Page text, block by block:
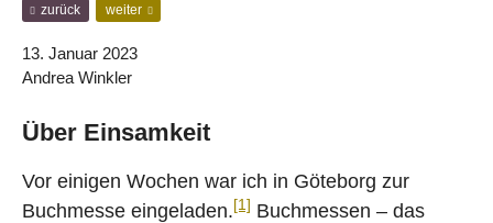
zurück
ü
h
e
e
e
i
weiter
N
e
e
i
13. Januar 2023
Andrea Winkler
Über Einsamkeit
Vor einigen Wochen war ich in Göteborg zur
Buchmesse eingeladen.[1] Buchmessen – das